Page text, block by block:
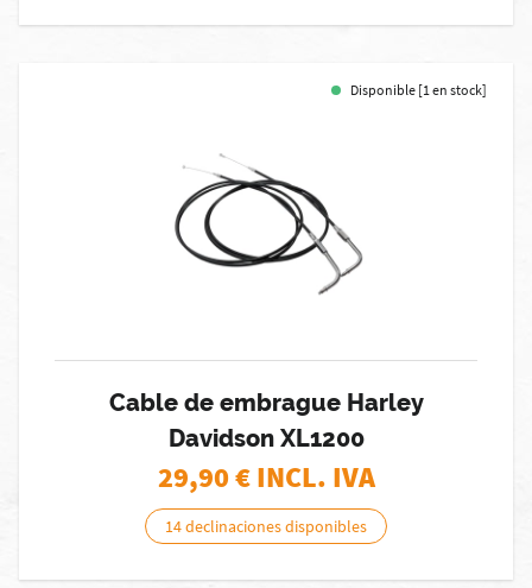
Disponible [1 en stock]
Cable de embrague Harley
Davidson XL1200
29,90€ INCL. IVA
14 declinaciones disponibles